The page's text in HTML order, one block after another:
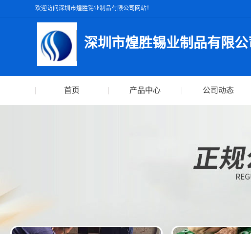
欢迎访问深圳市煌胜锡业制品有限公司网站！
深圳市煌胜锡业制品有限公
首页 产品中心 公司动态